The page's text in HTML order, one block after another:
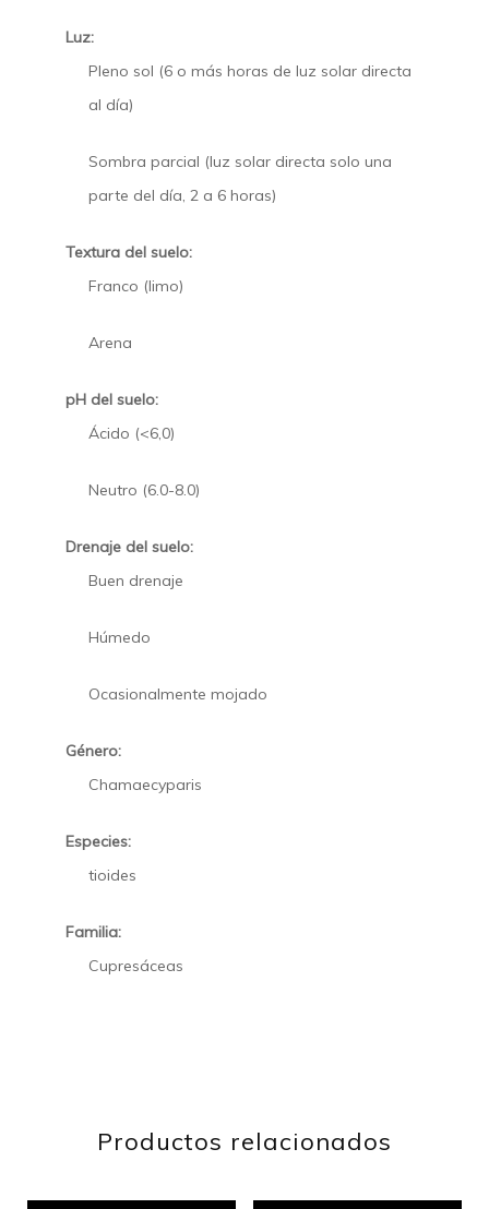
Luz:
Pleno sol (6 o más horas de luz solar directa
al día)
Sombra parcial (luz solar directa solo una
parte del día, 2 a 6 horas)
Textura del suelo:
Franco (limo)
Arena
pH del suelo:
Ácido (<6,0)
Neutro (6.0-8.0)
Drenaje del suelo:
Buen drenaje
Húmedo
Ocasionalmente mojado
Género:
Chamaecyparis
Especies:
tioides
Familia:
Cupresáceas
Productos relacionados